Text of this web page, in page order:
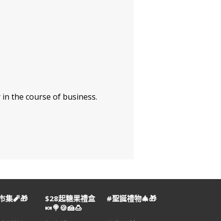
the course of business.
集🧨🎁
$28起糖果禮盒
🍬🍭🍪🍰🍮
#聖誕禮物🎄🎁